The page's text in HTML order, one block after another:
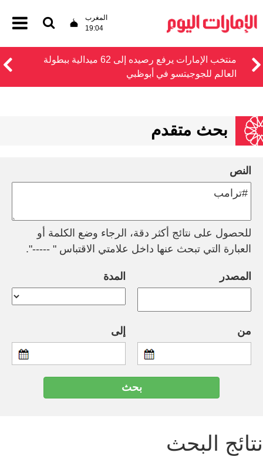
المغرب
19:04
منتخب الإمارات يرفع رصيده إلى 62 ميدالية ببطولة
العالم للجوجيتسو في أبوظبي
بحث متقدم
النص
للحصول على نتائج أكثر دقة، الرجاء وضع الكلمة أو
العبارة التي تبحث عنها داخل علامتي الاقتباس " -----".
المصدر المدة
من إلى
نتائج البحث